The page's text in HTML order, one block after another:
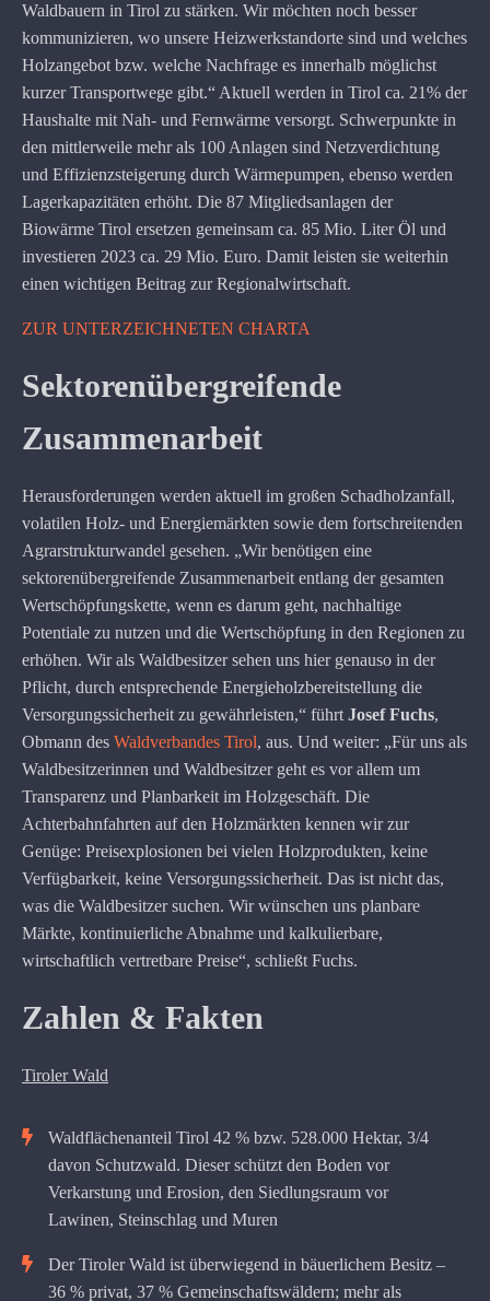
Waldbauern in Tirol zu stärken. Wir möchten noch besser
kommunizieren, wo unsere Heizwerkstandorte sind und welches
Holzangebot bzw. welche Nachfrage es innerhalb möglichst
kurzer Transportwege gibt.“ Aktuell werden in Tirol ca. 21% der
Haushalte mit Nah- und Fernwärme versorgt. Schwerpunkte in
den mittlerweile mehr als 100 Anlagen sind Netzverdichtung
und Effizienzsteigerung durch Wärmepumpen, ebenso werden
Lagerkapazitäten erhöht. Die 87 Mitgliedsanlagen der
Biowärme Tirol ersetzen gemeinsam ca. 85 Mio. Liter Öl und
investieren 2023 ca. 29 Mio. Euro. Damit leisten sie weiterhin
einen wichtigen Beitrag zur Regionalwirtschaft.
ZUR UNTERZEICHNETEN CHARTA
Sektorenübergreifende
Zusammenarbeit
Herausforderungen werden aktuell im großen Schadholzanfall,
volatilen Holz- und Energiemärkten sowie dem fortschreitenden
Agrarstrukturwandel gesehen. „Wir benötigen eine
sektorenübergreifende Zusammenarbeit entlang der gesamten
Wertschöpfungskette, wenn es darum geht, nachhaltige
Potentiale zu nutzen und die Wertschöpfung in den Regionen zu
erhöhen. Wir als Waldbesitzer sehen uns hier genauso in der
Pflicht, durch entsprechende Energieholzbereitstellung die
Versorgungssicherheit zu gewährleisten,“ führt Josef Fuchs,
Obmann des Waldverbandes Tirol, aus. Und weiter: „Für uns als
Waldbesitzerinnen und Waldbesitzer geht es vor allem um
Transparenz und Planbarkeit im Holzgeschäft. Die
Achterbahnfahrten auf den Holzmärkten kennen wir zur
Genüge: Preisexplosionen bei vielen Holzprodukten, keine
Verfügbarkeit, keine Versorgungssicherheit. Das ist nicht das,
was die Waldbesitzer suchen. Wir wünschen uns planbare
Märkte, kontinuierliche Abnahme und kalkulierbare,
wirtschaftlich vertretbare Preise“, schließt Fuchs.
Zahlen & Fakten
Tiroler Wald
Waldflächenanteil Tirol 42 % bzw. 528.000 Hektar, 3/4
davon Schutzwald. Dieser schützt den Boden vor
Verkarstung und Erosion, den Siedlungsraum vor
Lawinen, Steinschlag und Muren
Der Tiroler Wald ist überwiegend in bäuerlichem Besitz –
36 % privat, 37 % Gemeinschaftswäldern; mehr als